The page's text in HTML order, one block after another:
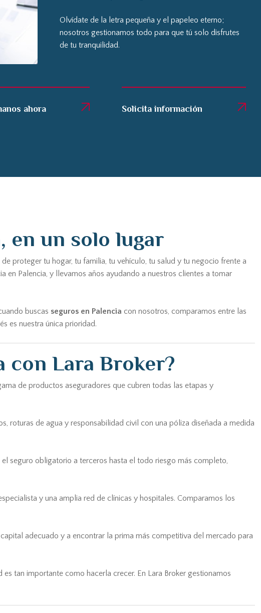
Olvídate de la letra pequeña y el papeleo eterno;
nosotros gestionamos todo para que tú solo disfrutes
de tu tranquilidad.
ahora Solicita información
en un solo lugar
proteger tu hogar, tu familia, tu vehículo, tu salud y tu negocio frente a
en Palencia, y llevamos años ayudando a nuestros clientes a tomar
buscas seguros en Palencia con nosotros, comparamos entre las
es nuestra única prioridad.
con Lara Broker?
de productos aseguradores que cubren todas las etapas y
roturas de agua y responsabilidad civil con una póliza diseñada a medida
seguro obligatorio a terceros hasta el todo riesgo más completo,
y una amplia red de clínicas y hospitales. Comparamos los
adecuado y a encontrar la prima más competitiva del mercado para
tan importante como hacerla crecer. En Lara Broker gestionamos